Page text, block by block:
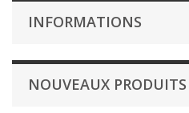
INFORMATIONS
NOUVEAUX PRODUITS